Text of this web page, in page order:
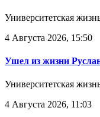
Университетская
4 Августа 2026, 15:50
Ушел из жизни
Университетская
4 Августа 2026, 11:03